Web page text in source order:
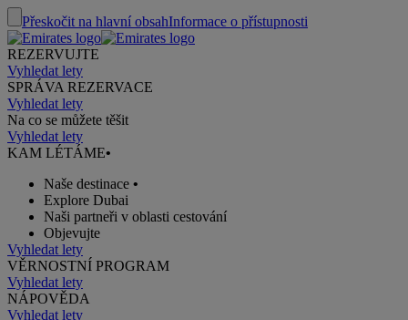
Přeskočit na hlavní obsahInformace o přístupnosti
REZERVUJTE
Vyhledat lety
SPRÁVA REZERVACE
Vyhledat lety
Na co se můžete těšit
Vyhledat lety
KAM LÉTÁME•
Naše destinace •
Explore Dubai
Naši partneři v oblasti cestování
Objevujte
Vyhledat lety
VĚRNOSTNÍ PROGRAM
Vyhledat lety
NÁPOVĚDA
Vyhledat lety